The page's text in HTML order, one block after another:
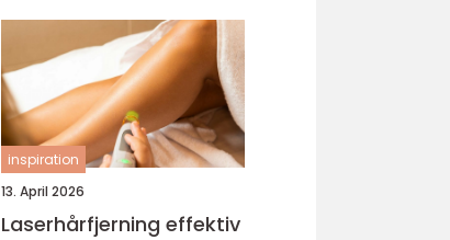
inspiration
13. April 2026
Laserhårfjerning effektiv